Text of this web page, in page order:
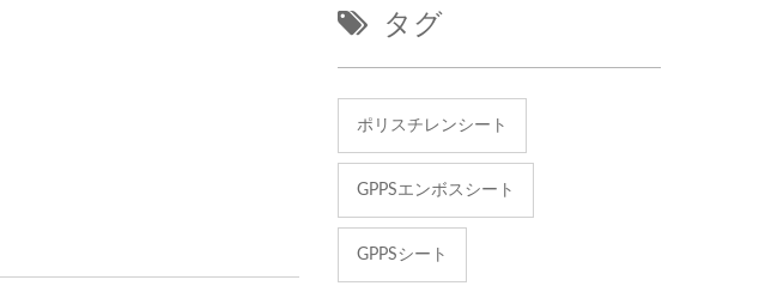
タグ
ポリスチレンシート
GPPSエンボスシート
GPPSシート